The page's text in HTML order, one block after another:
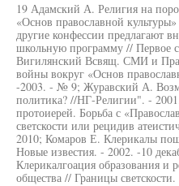
19 Адамский А. Религия на
«Основ православной культуры»
другие конфессии предлагают
школьную программу // Первое
Вигилянский Всвящ. СМИ и
войны вокруг «Основ
-2003. - № 9; Журавский А.
политика? //НГ-Религии". -
протоиерей. Борьба с
светскости или рецидив
2010; Комаров Е. Клерикалы
Новые известия. - 2002. -10
Клерикалгоация образования и
общества // Границы